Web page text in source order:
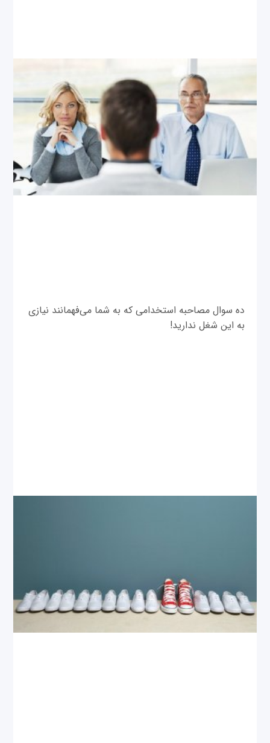
ده سوال مصاحبه استخدامی که به شما می‌فهمانند نیازی
به این شغل ندارید!